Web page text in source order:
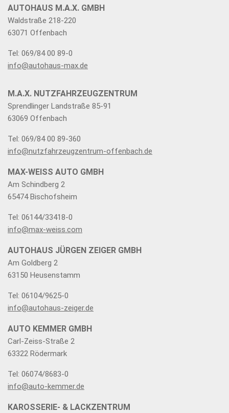
AUTOHAUS M.A.X. GMBH
Waldstraße 218-220
63071 Offenbach
Tel: 069/84 00 89-0
info@autohaus-max.de
M.A.X. NUTZFAHRZEUGZENTRUM
Sprendlinger Landstraße 85-91
63069 Offenbach
Tel: 069/84 00 89-360
info@nutzfahrzeugzentrum-offenbach.de
MAX-WEISS AUTO GMBH
Am Schindberg 2
65474 Bischofsheim
Tel: 06144/33418-0
info@max-weiss.com
AUTOHAUS JÜRGEN ZEIGER GMBH
Am Goldberg 2
63150 Heusenstamm
Tel: 06104/9625-0
info@autohaus-zeiger.de
AUTO KEMMER GMBH
Carl-Zeiss-Straße 2
63322 Rödermark
Tel: 06074/8683-0
info@auto-kemmer.de
KAROSSERIE- & LACKZENTRUM